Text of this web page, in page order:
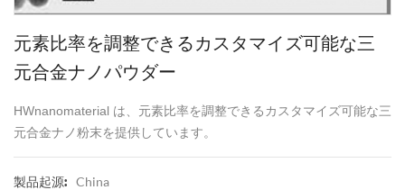
元素比率を調整できるカスタマイズ可能な三
元合金ナノパウダー
HWnanomaterial は、元素比率を調整できるカスタマイズ可能な三
元合金ナノ粉末を提供しています。
製品起源: China